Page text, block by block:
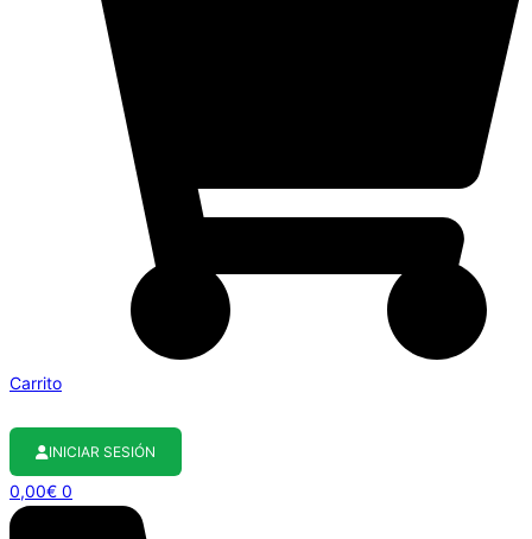
Carrito
INICIAR SESIÓN
0,00€ 0